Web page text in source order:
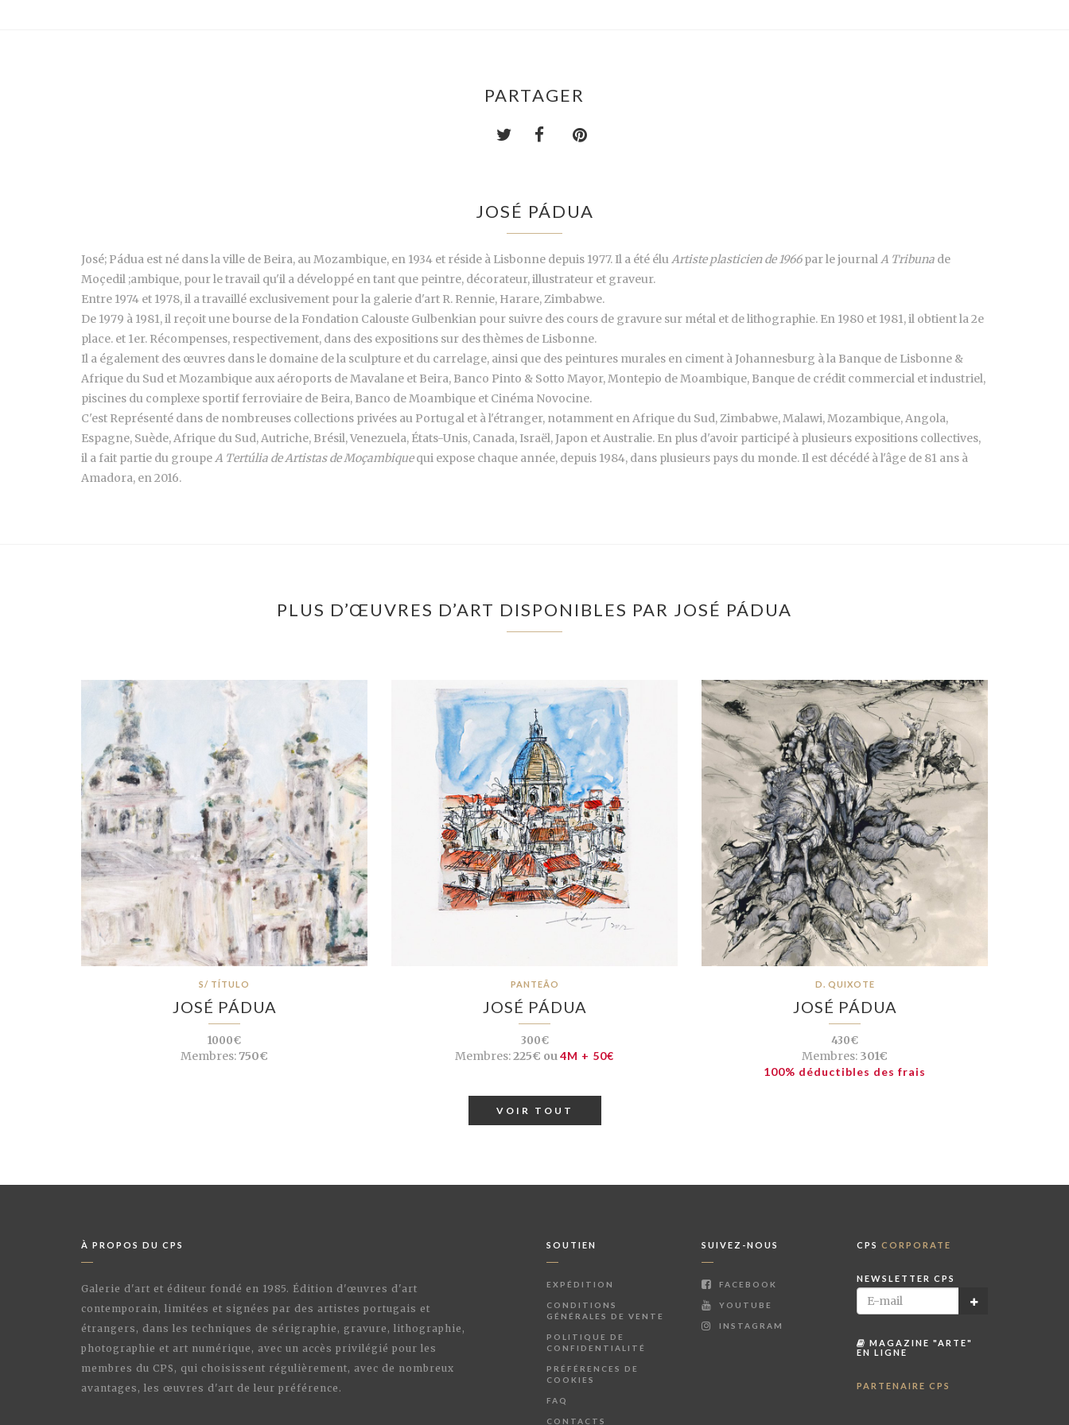
PARTAGER
JOSÉ PÁDUA
José; Pádua est né dans la ville de Beira, au Mozambique, en 1934 et réside à Lisbonne depuis 1977. Il a été éluArtiste plasticien de 1966par le journalA Tribuna de
Moçedil ;ambique, pour le travail qu'il a développé en tant que peintre, décorateur, illustrateur et graveur.
Entre 1974 et 1978, il a travaillé exclusivement pour la galerie d'art R. Rennie, Harare, Zimbabwe.
De 1979 à 1981, il reçoit une bourse de la Fondation Calouste Gulbenkian pour suivre des cours de gravure sur métal et de lithographie. En 1980 et 1981, il obtient la 2e
place. et 1er. Récompenses, respectivement, dans des expositions sur des thèmes de Lisbonne.
Il a également des œuvres dans le domaine de la sculpture et du carrelage, ainsi que des peintures murales en ciment à Johannesburg à la Banque de Lisbonne &
Afrique du Sud et Mozambique aux aéroports de Mavalane et Beira, Banco Pinto & Sotto Mayor, Montepio de Moambique, Banque de crédit commercial et industriel,
piscines du complexe sportif ferroviaire de Beira, Banco de Moambique et Cinéma Novocine.
C'est Représenté dans de nombreuses collections privées au Portugal et à l'étranger, notamment en Afrique du Sud, Zimbabwe, Malawi, Mozambique, Angola,
Espagne, Suède, Afrique du Sud, Autriche, Brésil, Venezuela, États-Unis, Canada, Israël, Japon et Australie. En plus d'avoir participé à plusieurs expositions collectives,
il a fait partie du groupeA Tertúlia de Artistas de Moçambiquequi expose chaque année, depuis 1984, dans plusieurs pays du monde. Il est décédé à l'âge de 81 ans à
Amadora, en 2016.
PLUS D’ŒUVRES D’ART DISPONIBLES PAR JOSÉ PÁDUA
S/ TÍTULO
JOSÉ PÁDUA
1000€
Membres:750€
PANTEÃO
JOSÉ PÁDUA
300€
Membres:225€ ou4M + 50€
D. QUIXOTE
JOSÉ PÁDUA
430€
Membres: 301€
100% déductibles des frais
VOIR TOUT
À PROPOS DU CPS
Galerie d'art et éditeur fondé en 1985. Édition d'œuvres d'art
contemporain, limitées et signées par des artistes portugais et
étrangers, dans les techniques de sérigraphie, gravure, lithographie,
photographie et art numérique, avec un accès privilégié pour les
membres du CPS, qui choisissent régulièrement, avec de nombreux
avantages, les œuvres d'art de leur préférence.
SOUTIEN
EXPÉDITION
CONDITIONS
GÉNÉRALES DE VENTE
POLITIQUE DE
CONFIDENTIALITÉ
PRÉFÉRENCES DE
COOKIES
FAQ
CONTACTS
SUIVEZ-NOUS
FACEBOOK
YOUTUBE
INSTAGRAM
CPS CORPORATE
NEWSLETTER CPS
MAGAZINE "ARTE"
EN LIGNE
PARTENAIRE CPS